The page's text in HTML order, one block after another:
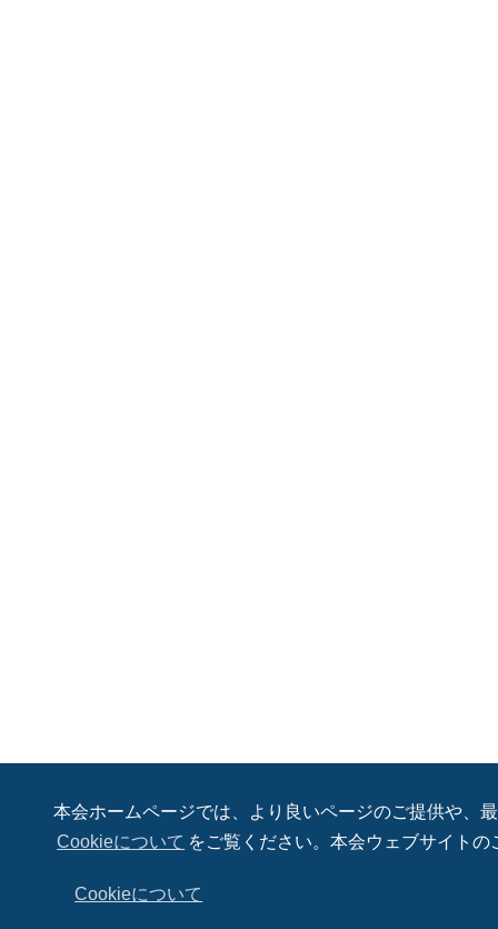
本会ホームページでは、より良いページのご提供や、
Cookieについて をご覧ください。本会ウェブサイト
Cookieについて